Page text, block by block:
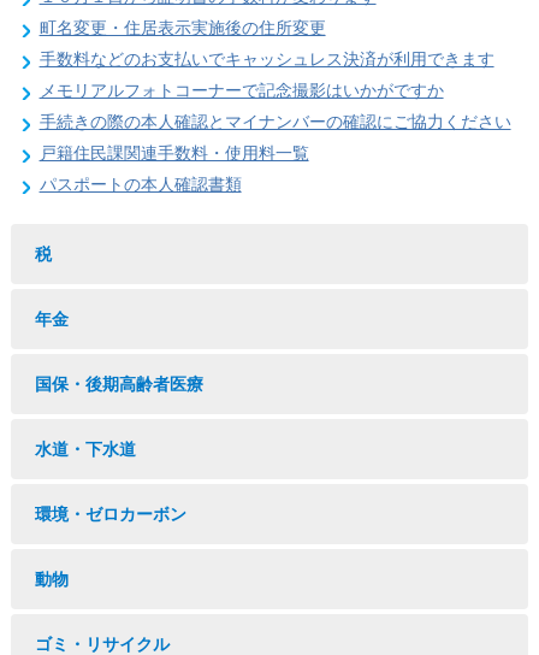
町名変更・住居表示実施後の住所変更
手数料などのお支払いでキャッシュレス決済が利用できます
メモリアルフォトコーナーで記念撮影はいかがですか
手続きの際の本人確認とマイナンバーの確認にご協力ください
戸籍住民課関連手数料・使用料一覧
パスポートの本人確認書類
税
年金
国保・後期高齢者医療
水道・下水道
環境・ゼロカーボン
動物
ゴミ・リサイクル